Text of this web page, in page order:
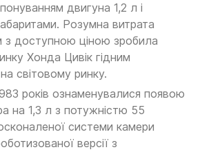
двигуна 1,2 л і
Розумна витрата
з доступною ціною зробила
Хонда Цивік гідним
світовому ринку.
років ознаменувалися появою
на 1,3 л з потужністю 55
системи камери
версії з